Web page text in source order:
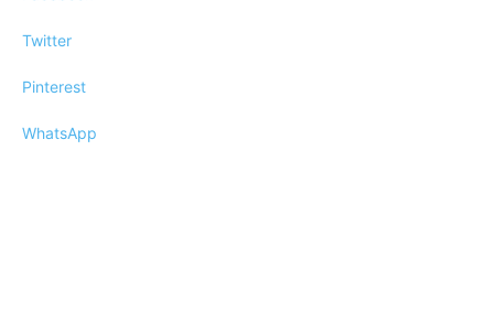
Twitter
Pinterest
WhatsApp